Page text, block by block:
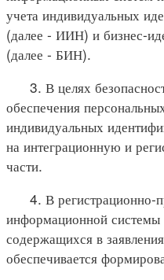
учета индивидуальных
(далее - ИИН) и бизнес-
(далее - БИН).
3. В целях
обеспечения
индивидуальных
на интеграционную и
части.
4. В регистрационно-
информационной
содержащихся в
обеспечивается